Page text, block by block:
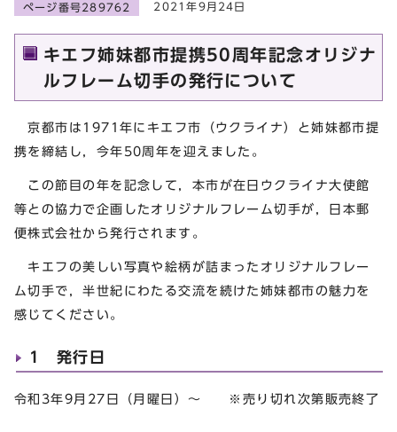
ページ番号289762 2021年9月24日
キエフ姉妹都市提携50周年記念オリジナ
ルフレーム切手の発行について
京都市は1971年にキエフ市（ウクライナ）と姉妹都市提
携を締結し，今年50周年を迎えました。
この節目の年を記念して，本市が在日ウクライナ大使館
等との協力で企画したオリジナルフレーム切手が，日本郵
便株式会社から発行されます。
キエフの美しい写真や絵柄が詰まったオリジナルフレー
ム切手で，半世紀にわたる交流を続けた姉妹都市の魅力を
感じてください。
1 発行日
令和3年9月27日（月曜日）～ ※売り切れ次第販売終了